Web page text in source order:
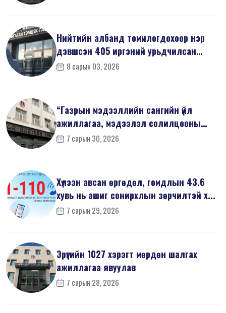
Нийтийн албанд томилогдохоор нэр
дэвшсэн 405 иргэний урьдчилсан
мэдүүл...
8 сарын 03, 2026
“Газрын мэдээллийн сангийн үйл
ажиллагаа, мэдээлэл солилцооны
журам”-...
7 сарын 30, 2026
Хүлээн авсан өргөдөл, гомдлын 43.6
хувь нь ашиг сонирхлын зөрчилтэй х...
7 сарын 29, 2026
Эрүүгийн 1027 хэрэгт мөрдөн шалгах
ажиллагаа явуулав
7 сарын 28, 2026